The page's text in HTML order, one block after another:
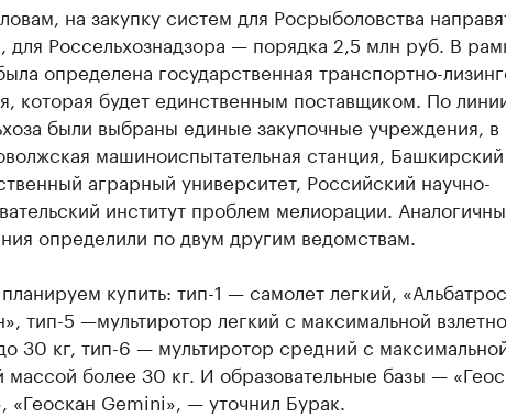
на закупку систем для Росрыболовства
для Россельхознадзора — порядка 2,5 млн руб. В
определена государственная транспортно-
которая будет единственным поставщиком. По
были выбраны единые закупочные учреждения, в
машиноиспытательная станция, Башкирский
аграрный университет, Российский научно-
институт проблем мелиорации.
определили по двум другим ведомствам.
купить: тип-1 — самолет легкий,
тип-5 —мультиротор легкий с максимальной
30 кг, тип-6 — мультиротор средний с
массой более 30 кг. И образовательные базы —
«Геоскан Gemini», — уточнил Бурак.